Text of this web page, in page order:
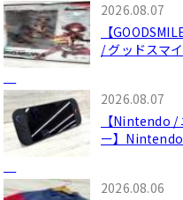
2026.08.07
【
/ グッドスマ
2026.08.07
【Nintendo /
ー】
2026.08.06